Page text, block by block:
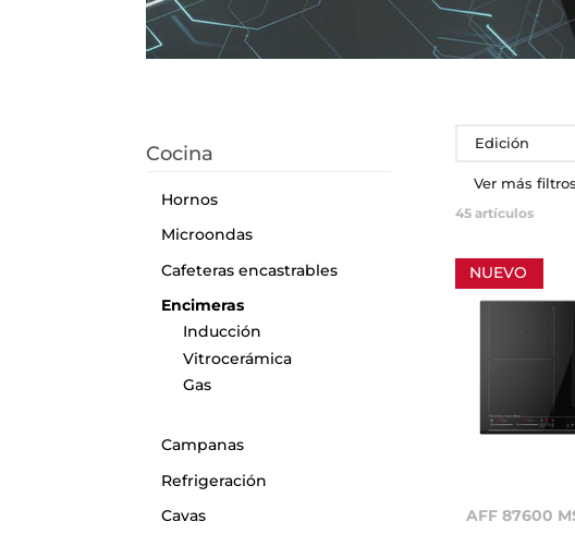
Cocina
Hornos
Microondas
Cafeteras encastrables
Encimeras
Inducción
Vitrocerámica
Gas
Campanas
Refrigeración
Cavas
Edición
Ver más filtros
45 artículos
NUEVO
AFF 87600